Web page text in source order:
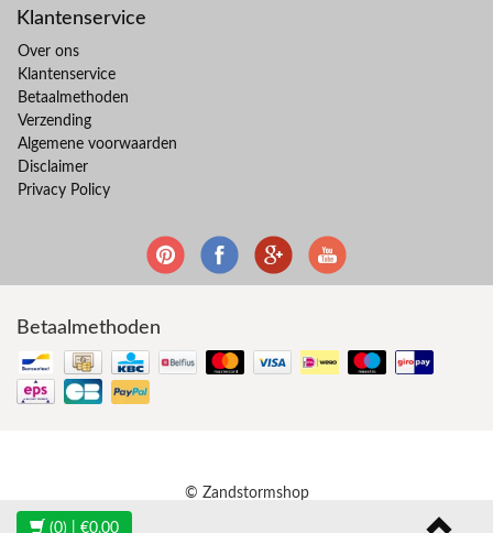
Klantenservice
Over ons
Klantenservice
Betaalmethoden
Verzending
Algemene voorwaarden
Disclaimer
Privacy Policy
Betaalmethoden
© Zandstormshop
(0) | €0,00